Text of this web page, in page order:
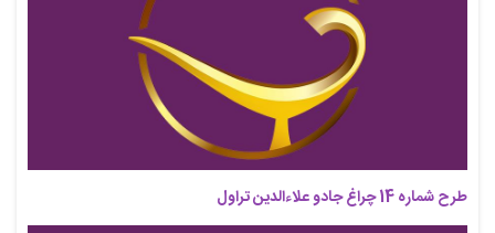
طرح شماره 14 چراغ جادو علاءالدین تراول